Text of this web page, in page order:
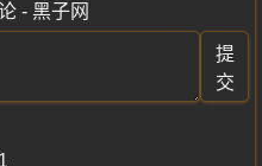
- 黑子网
提
交